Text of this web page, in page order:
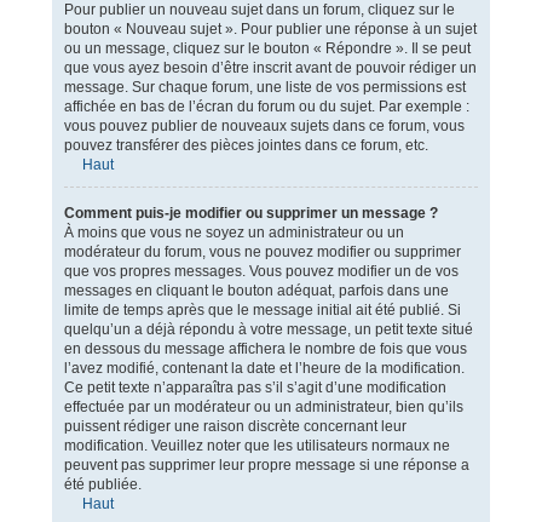
Pour publier un nouveau sujet dans un forum, cliquez sur le
bouton « Nouveau sujet ». Pour publier une réponse à un sujet
ou un message, cliquez sur le bouton « Répondre ». Il se peut
que vous ayez besoin d’être inscrit avant de pouvoir rédiger un
message. Sur chaque forum, une liste de vos permissions est
affichée en bas de l’écran du forum ou du sujet. Par exemple :
vous pouvez publier de nouveaux sujets dans ce forum, vous
pouvez transférer des pièces jointes dans ce forum, etc.
Haut
Comment puis-je modifier ou supprimer un message ?
À moins que vous ne soyez un administrateur ou un
modérateur du forum, vous ne pouvez modifier ou supprimer
que vos propres messages. Vous pouvez modifier un de vos
messages en cliquant le bouton adéquat, parfois dans une
limite de temps après que le message initial ait été publié. Si
quelqu’un a déjà répondu à votre message, un petit texte situé
en dessous du message affichera le nombre de fois que vous
l’avez modifié, contenant la date et l’heure de la modification.
Ce petit texte n’apparaîtra pas s’il s’agit d’une modification
effectuée par un modérateur ou un administrateur, bien qu’ils
puissent rédiger une raison discrète concernant leur
modification. Veuillez noter que les utilisateurs normaux ne
peuvent pas supprimer leur propre message si une réponse a
été publiée.
Haut